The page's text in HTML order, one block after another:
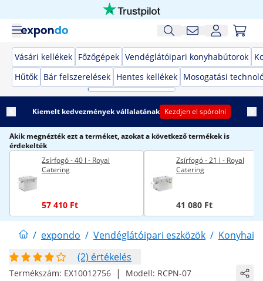
Vásári kellékek Főzőgépek Vendéglátóipari konyhabútorok
Hűtők Bár felszerelések Hentes kellékek Mosogatási
Kiemelt kedvezmények vállalatának Kezdjen el spórolni
Akik megnézték ezt a terméket, azokat a következő termékek is
érdekelték
Zsírfogó - 40 l - Royal
Catering
57 410 Ft
Zsírfogó - 21 l - Royal
Catering
41 080 Ft
/ expondo / Vendéglátóipari eszközök / Konyhai
(2) értékelés
Termékszám: EX10012756 | Modell: RCPN-07